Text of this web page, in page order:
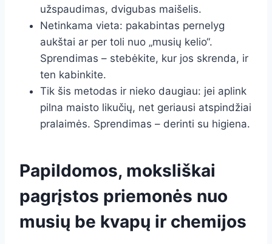
užspaudimas, dvigubas maišelis.
Netinkama vieta: pakabintas pernelyg
aukštai ar per toli nuo „musių kelio“.
Sprendimas – stebėkite, kur jos skrenda, ir
ten kabinkite.
Tik šis metodas ir nieko daugiau: jei aplink
pilna maisto likučių, net geriausi atspindžiai
pralaimės. Sprendimas – derinti su higiena.
Papildomos, moksliškai
pagrįstos priemonės nuo
musių be kvapų ir chemijos